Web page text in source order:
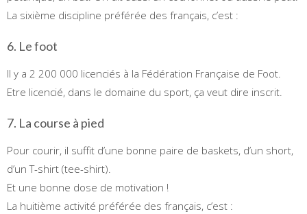
La sixième discipline préférée des français, c’est :
6. Le foot
Il y a 2 200 000 licenciés à la Fédération Française de Foot.
Etre licencié, dans le domaine du sport, ça veut dire inscrit.
7. La course à pied
Pour courir, il suffit d’une bonne paire de baskets, d’un short,
d’un T-shirt (tee-shirt).
Et une bonne dose de motivation !
La huitième activité préférée des français, c’est :